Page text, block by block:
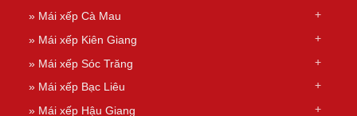
» Mái xếp Cà Mau
» Mái xếp Kiên Giang
» Mái xếp Sóc Trăng
» Mái xếp Bạc Liêu
» Mái xếp Hậu Giang